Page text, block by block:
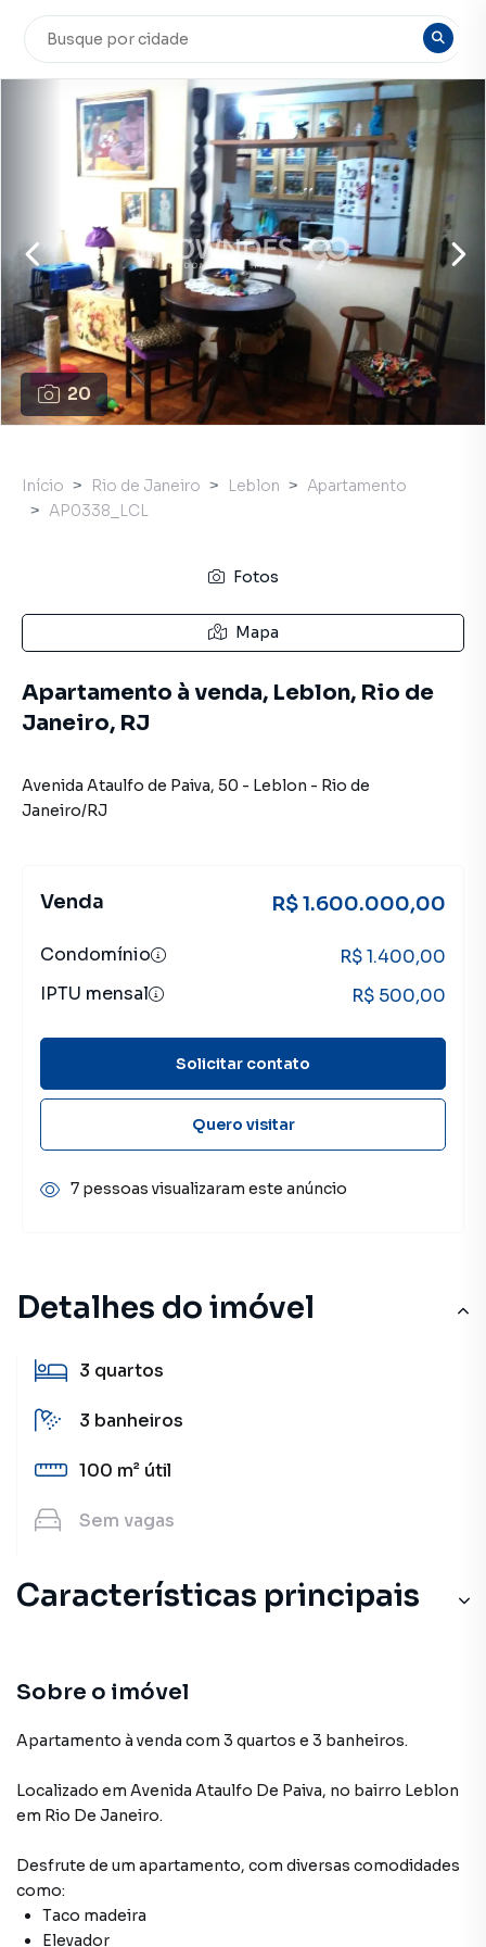
20
Detalhes do imóvel
3 quartos
3 banheiros
100 m² útil
Sem vagas
Características principais
Armário no Quarto
Aquecimento a Gás
Aceita Pet
Sobre o imóvel
Apartamento à venda com 3 quartos e 3 banheiros.
Localizado em Avenida Ataulfo De Paiva, no bairro Leblon
em Rio De Janeiro.
Desfrute de um apartamento, com diversas comodidades
como:
Taco madeira
Elevador
Início Rio de Janeiro Leblon
Apartamento
AP0338_LCL
Fotos
Mapa
Apartamento à venda, Leblon, Rio de
Janeiro, RJ
Avenida Ataulfo de Paiva, 50 - Leblon - Rio de
Janeiro/RJ
Venda R$ 1.600.000,00
Condomínio
R$ 1.400,00
IPTU mensal
R$ 500,00
Solicitar contato
Quero visitar
7 pessoas visualizaram este anúncio